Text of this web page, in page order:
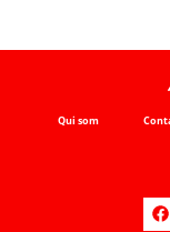
Qui som